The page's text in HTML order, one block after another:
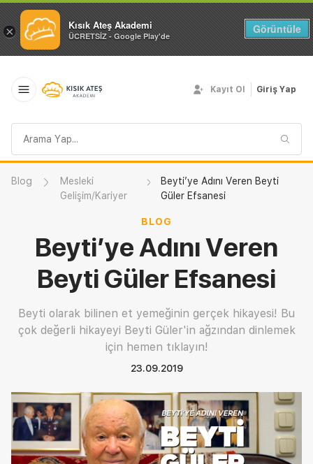
× Kısık Ateş Akademi
ÜCRETSİZ - Google Play'de
Görüntüle
sorgusu
Kayıt Ol Giriş Yap
Blog
Mesleki
Gelişim/Kariyer
Beyti’ye Adını Veren Beyti
Güler Efsanesi
BLOG
Beyti’ye Adını Veren
Beyti Güler Efsanesi
Beyti olarak bilinen et yemeğinin gerçek hikayesi! Bu
çok değerli hikayeyi Beyti Güler'in ağzından dinlemek
için hemen tıklayın!
23.09.2019